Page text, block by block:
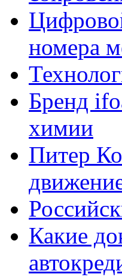
номера
Бренд
химии
Питер
Какие